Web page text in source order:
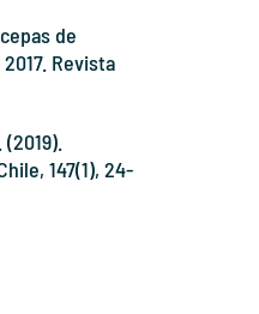
de
Revista
147(1), 24-